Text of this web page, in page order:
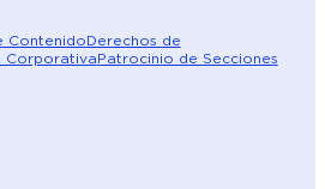
ContenidoDerechos de
CorporativaPatrocinio de Secciones